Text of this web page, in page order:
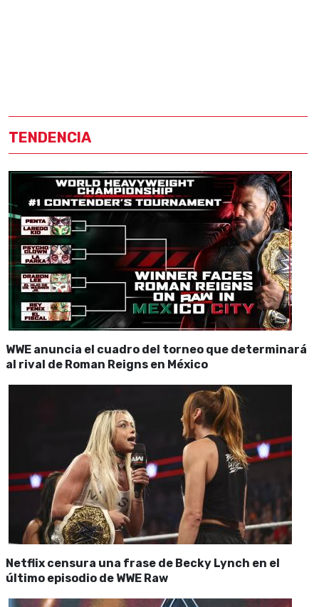
TENDENCIA
WWE anuncia el cuadro del torneo que determinará
al rival de Roman Reigns en México
Netflix censura una frase de Becky Lynch en el
último episodio de WWE Raw